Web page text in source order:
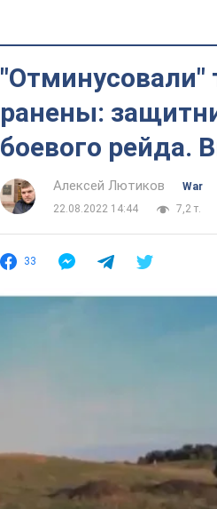
"Отминусовали"
ранены:
боевого рейда.
Алексей Лютиков
War
22.08.2022 14:44
7,2 т.
33